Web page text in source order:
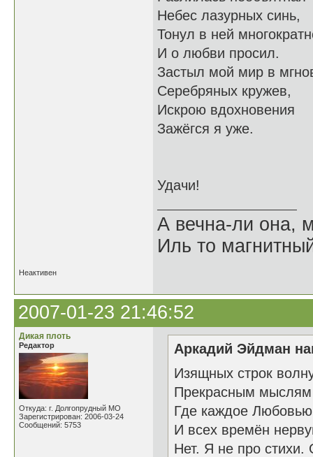
Небес лазурных синь,
Тонул в ней
И о любви просил.
Застыл мой мир в
Серебряных кружев,
Искрою вдохновения
Зажёгся я уже.
Удачи!
А вечна-ли она,
Иль то
Неактивен
2007-01-23 21:46:52
Дикая плоть
Редактор
Откуда: г. Долгопрудный МО
Зарегистрирован: 2006-03-24
Сообщений: 5753
Аркадий Эйдман
Изящных строк
Прекрасным мыслям
Где каждое
И всех времён
Нет. Я не про